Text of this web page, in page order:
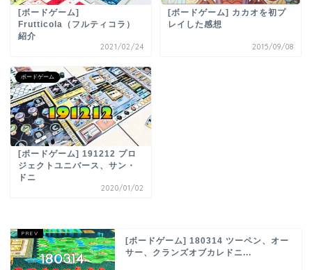
[ボードゲーム]
Frutticola（フルティコラ）
紹介
2021/02/24
[ボードゲーム] カカオを初プ
レイした感想
2015/09/08
ボードゲーム
[ボードゲーム] 191212 プロ
ジェクトユニバース、サン・
ドニ
2020/01/02
[ボードゲーム] 180314 ツーペン、オー
サー、クランズオブカレドニ...